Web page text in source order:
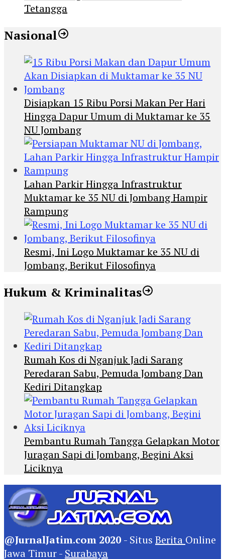
Tetangga
Nasional
Disiapkan 15 Ribu Porsi Makan Per Hari
Hingga Dapur Umum di Muktamar ke 35
NU Jombang
Lahan Parkir Hingga Infrastruktur
Muktamar ke 35 NU di Jombang Hampir
Rampung
Resmi, Ini Logo Muktamar ke 35 NU di
Jombang, Berikut Filosofinya
Hukum & Kriminalitas
Rumah Kos di Nganjuk Jadi Sarang
Peredaran Sabu, Pemuda Jombang Dan
Kediri Ditangkap
Pembantu Rumah Tangga Gelapkan Motor
Juragan Sapi di Jombang, Begini Aksi
Liciknya
@JurnalJatim.com 2020 - Situs Berita Online
Jawa Timur - Surabaya